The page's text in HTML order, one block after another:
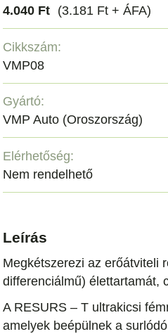
4.040 Ft (3.181 Ft + ÁFA)
Cikkszám:
VMP08
Gyártó:
VMP Auto (Oroszország)
Elérhetőség:
Nem rendelhető
Leírás
Megkétszerezi az erőátviteli
differenciálmű) élettartamát,
A RESURS – T ultrakicsi
amelyek beépülnek a